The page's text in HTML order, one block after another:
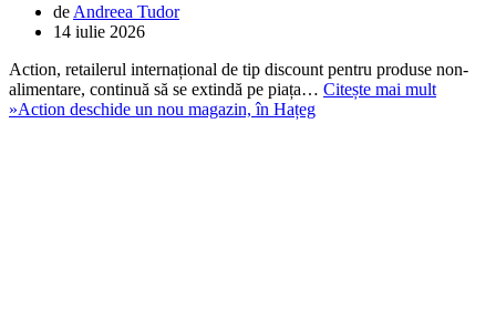
de Andreea Tudor
14 iulie 2026
Action, retailerul internațional de tip discount pentru produse non-
alimentare, continuă să se extindă pe piața… Citește mai mult
»Action deschide un nou magazin, în Hațeg